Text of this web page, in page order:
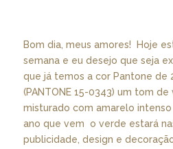
Bom dia, meus amores! Hoje
semana e eu desejo que seja
que já temos a cor Pantone de
(PANTONE 15-0343) um tom
misturado com amarelo
ano que vem o verde estará
publicidade, design e